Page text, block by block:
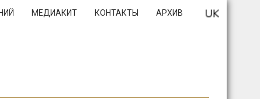
МЕДИАКИТ КОНТАКТЫ АРХИВ